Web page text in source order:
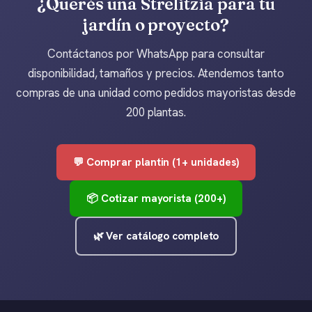
plazos de entrega.jardín o proyecto?
Contáctanos por WhatsApp para consultar
disponibilidad, tamaños y precios. Atendemos tanto
compras de una unidad como pedidos mayoristas desde
200 plantas.
💬 Comprar plantin (1+ unidades)
📦 Cotizar mayorista (200+)
🌿 Ver catálogo completo